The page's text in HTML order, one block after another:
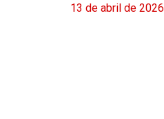
13 de abril de 2026